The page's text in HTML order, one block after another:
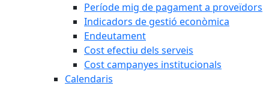
Període mig de pagament a proveïdors
Indicadors de gestió econòmica
Endeutament
Cost efectiu dels serveis
Cost campanyes institucionals
Calendaris